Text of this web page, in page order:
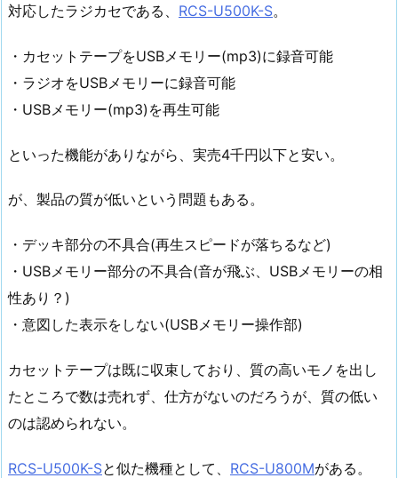
対応したラジカセである、 RCS-U500K-S。
・カセットテープをUSBメモリー(mp3)に録音可能
・ラジオをUSBメモリーに録音可能
・USBメモリー(mp3)を再生可能
といった機能がありながら、実売4千円以下と安い。
が、製品の質が低いという問題もある。
・デッキ部分の不具合(再生スピードが落ちるなど)
・USBメモリー部分の不具合(音が飛ぶ、USBメモリーの相
性あり？)
・意図した表示をしない(USBメモリー操作部)
カセットテープは既に収束しており、質の高いモノを出し
たところで数は売れず、仕方がないのだろうが、質の低い
のは認められない。
RCS-U500K-Sと似た機種として、 RCS-U800Mがある。